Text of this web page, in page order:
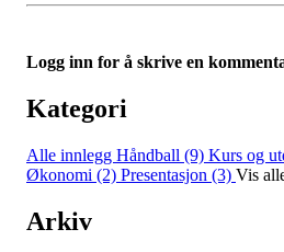
Logg inn for å skrive en
Kategori
Alle innlegg Håndball (9) Kurs og
Økonomi (2) Presentasjon (3) Vis
Arkiv